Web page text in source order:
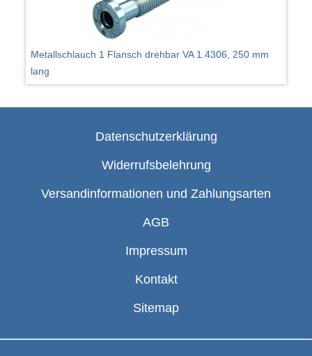
Metallschlauch 1 Flansch drehbar VA 1.4306, 250 mm
lang
Datenschutzerklärung
Widerrufsbelehrung
Versandinformationen und Zahlungsarten
AGB
Impressum
Kontakt
Sitemap